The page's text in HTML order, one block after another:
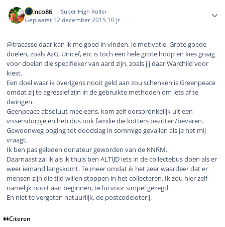
Remco86 Super High Roller
Geplaatst 12 december 2015 10 jr
@tracasse daar kan ik me goed in vinden, je motivatie. Grote goede
doelen, zoals AzG, Unicef, etc is toch een hele grote hoop en kies graag
voor doelen die specifieker van aard zijn, zoals jij daar Warchild voor
kiest.
Een doel waar ik overigens nooit geld aan zou schenken is Greenpeace
omdat zij te agressief zijn in de gebruikte methoden om iets af te
dwingen.
Geenpeace absoluut mee eens, kom zelf oorspronkelijk uit een
vissersdorpje en heb dus ook familie die kotters bezitten/bevaren.
Gewoonweg poging tot doodslag in sommige gevallen als je het mij
vraagt.
Ik ben pas geleden donateur geworden van de KNRM.
Daarnaast zal ik als ik thuis ben ALTIJD iets in de collectebus doen als er
weer iemand langskomt. Te meer omdat ik het zeer waardeer dat er
mensen zijn die tijd willen stoppen in het collecteren. Ik zou hier zelf
namelijk nooit aan beginnen, te lui voor simpel gezegd.
En niet te vergeten natuurlijk, de postcodeloterij.
Citeren